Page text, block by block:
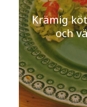
Krämig
och